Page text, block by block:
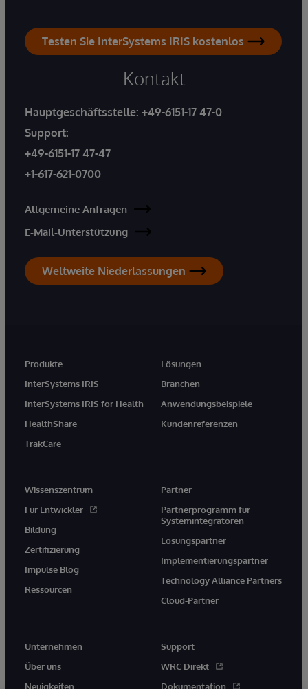
Testen Sie InterSystems IRIS kostenlos
Kontakt
Hauptgeschäftsstelle: +49-6151-17 47-0
Support:
+49-6151-17 47-47
+1-617-621-0700
Allgemeine Anfragen
E-Mail-Unterstützung
Weltweite Niederlassungen
Produkte
InterSystems IRIS
InterSystems IRIS for Health
HealthShare
TrakCare
Lösungen
Branchen
Anwendungsbeispiele
Kundenreferenzen
Wissenszentrum
Für Entwickler
Bildung
Zertifizierung
Impulse Blog
Ressourcen
Partner
Partnerprogramm für
Systemintegratoren
Lösungspartner
Implementierungspartner
Technology Alliance Partners
Cloud-Partner
Unternehmen
Über uns
Neuigkeiten
Support
WRC Direkt
Dokumentation